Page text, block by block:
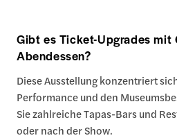
Gibt es Ticket-Upgrades mit
Abendessen?
Diese Ausstellung konzentriert
Performance und den
Sie zahlreiche Tapas-Bars und
oder nach der Show.